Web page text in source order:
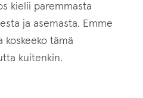
kielii paremmasta
ja asemasta. Emme
koskeeko tämä
kuitenkin.